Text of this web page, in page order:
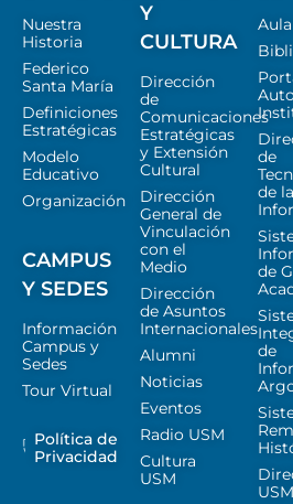
Nuestra
Historia
Federico
Santa María
Definiciones
Estratégicas
Modelo
Educativo
Organización
CAMPUS
Y SEDES
Información
Campus y
Sedes
Tour Virtual
Política de
Privacidad
Y
CULTURA
Dirección
de
Comunicaciones
Estratégicas
y Extensión
Cultural
Dirección
General de
Vinculación
con el
Medio
Dirección
de Asuntos
Internacionales
Alumni
Noticias
Eventos
Radio USM
Cultura
USM
de
de la
de
de
USM